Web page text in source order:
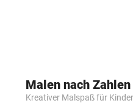
Kreativer Malspaß für Kinder